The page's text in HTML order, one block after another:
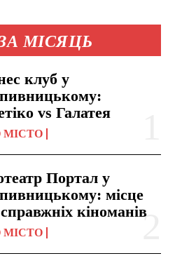
МІСЯЦЬ
клуб у
vs Галатея
МІСТО
Портал у
місце
кіноманів
МІСТО